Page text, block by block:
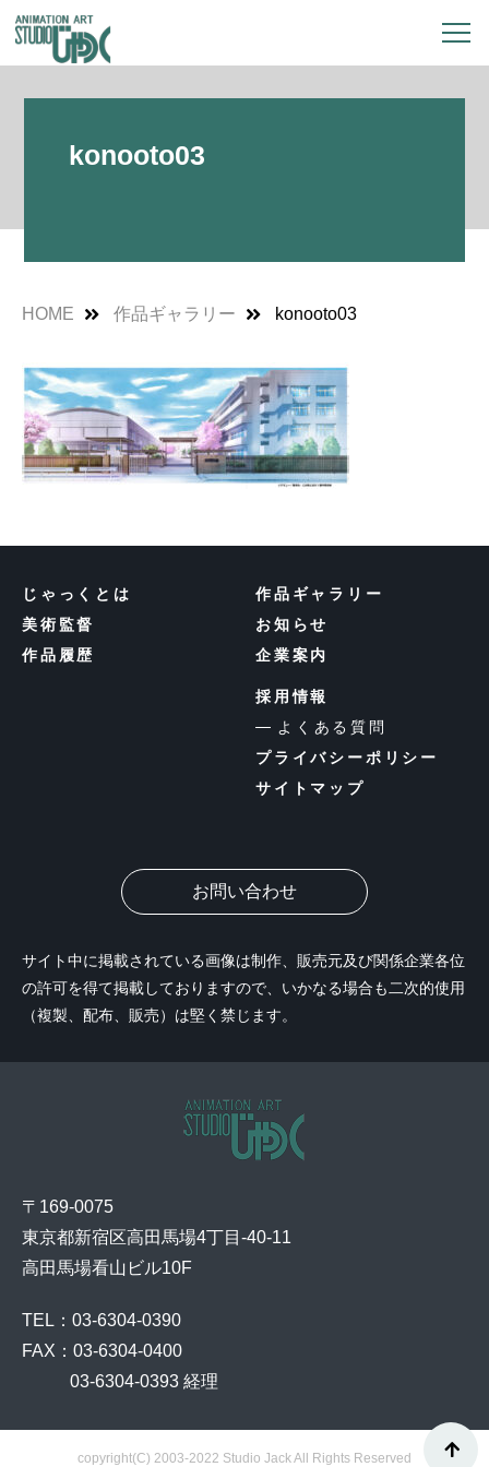
konooto03
HOME 作品ギャラリー konooto03
〒169-0075
東京都新宿区高田馬場4丁目-40-11
高田馬場看山ビル10F
TEL：03-6304-0390
FAX：03-6304-0400
03-6304-0393 経理
じゃっくとは
美術監督
作品履歴
作品ギャラリー
お知らせ
企業案内
採用情報
よくある質問
プライバシーポリシー
サイトマップ
お問い合わせ
サイト中に掲載されている画像は制作、販売元及び関係企業各位
の許可を得て掲載しておりますので、いかなる場合も二次的使用
（複製、配布、販売）は堅く禁じます。
copyright(C) 2003-2022 Studio Jack All Rights Reserved